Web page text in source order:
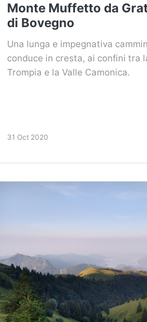
Monte Muffetto da
di Bovegno
Una lunga e impegnativa
conduce in cresta, ai confini tra
Trompia e la Valle Camonica.
31 Oct 2020